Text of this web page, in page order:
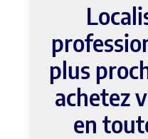
plus
achetez
en